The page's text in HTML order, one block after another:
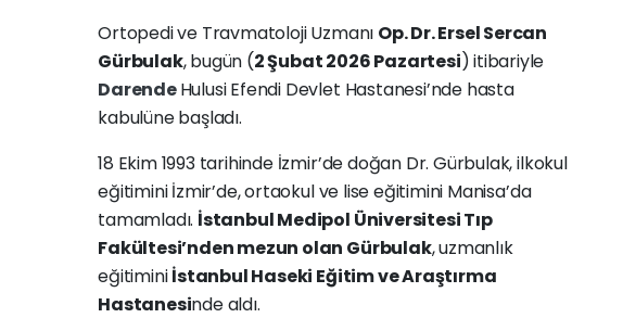
Ortopedi ve Travmatoloji Uzmanı Op. Dr. Ersel Sercan
Gürbulak, bugün (2 Şubat 2026 Pazartesi) itibariyle
DarendeHulusi Efendi Devlet Hastanesi’nde hasta
kabulüne başladı.
18 Ekim 1993 tarihinde İzmir’de doğan Dr. Gürbulak, ilkokul
eğitimini İzmir’de, ortaokul ve lise eğitimini Manisa’da
tamamladı. İstanbul Medipol Üniversitesi Tıp
Fakültesi’nden mezun olan Gürbulak, uzmanlık
eğitiminiİstanbul Haseki Eğitim ve Araştırma
Hastanesinde aldı.